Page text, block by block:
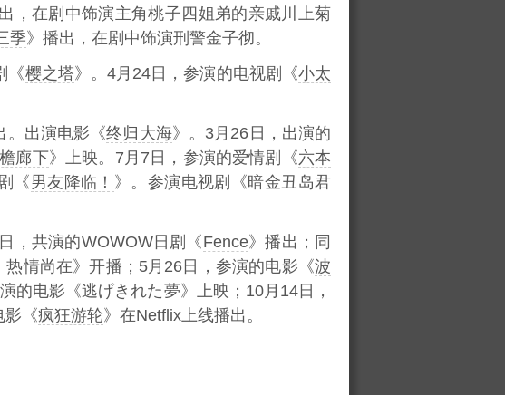
，在剧中饰演主角桃子四姐弟的亲戚川上菊
季》播出，在剧中饰演刑警金子彻。
《樱之塔》。4月24日，参演的电视剧《小太
。出演电影《终归大海》。3月26日，出演的
廊下》上映。7月7日，参演的爱情剧《六本
《男友降临！ 》。参演电视剧《暗金丑岛君
，共演的WOWOW日剧《Fence》播出；同
情尚在》开播；5月26日，参演的电影《波
的电影《逃げきれた夢》上映；10月14日，
影《疯狂游轮》在Netflix上线播出。